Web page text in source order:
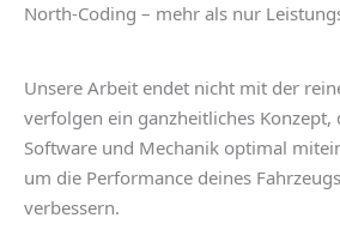
North-Coding – mehr als nur
Unsere Arbeit endet nicht mit der
verfolgen ein ganzheitliches Konzept,
Software und Mechanik optimal
um die Performance deines
verbessern.